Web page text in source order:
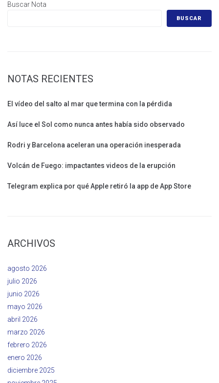
Buscar Nota
BUSCAR
NOTAS RECIENTES
El vídeo del salto al mar que termina con la pérdida
Así luce el Sol como nunca antes había sido observado
Rodri y Barcelona aceleran una operación inesperada
Volcán de Fuego: impactantes videos de la erupción
Telegram explica por qué Apple retiró la app de App Store
ARCHIVOS
agosto 2026
julio 2026
junio 2026
mayo 2026
abril 2026
marzo 2026
febrero 2026
enero 2026
diciembre 2025